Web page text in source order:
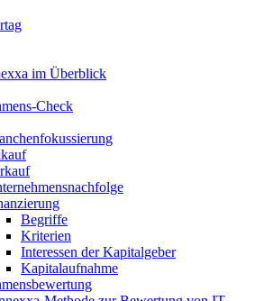
im Überblick
Check
Begriffe
Kriterien
Interessen der Kapitalgeber
Kapitalaufnahme